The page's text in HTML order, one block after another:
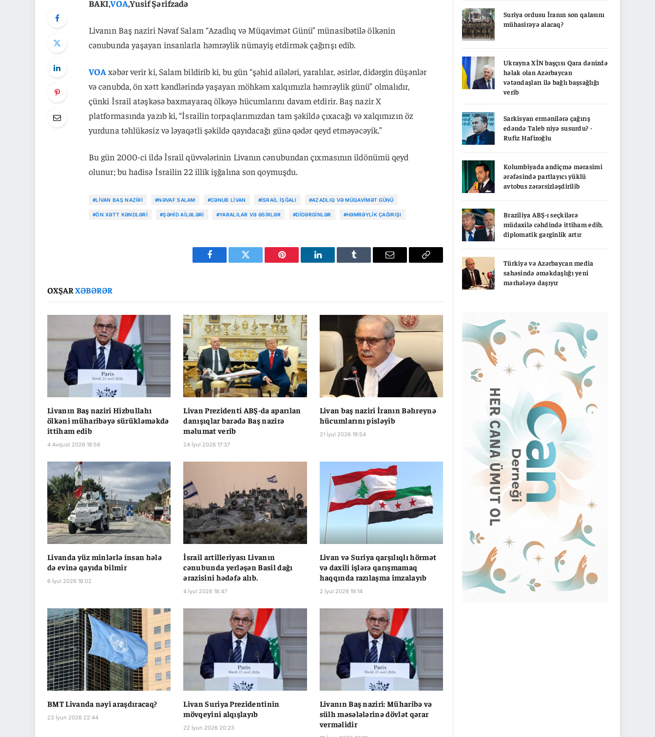
BAKI,VOA,Yusif Şərifzadə
Livanın Baş naziri Nəvaf Salam “Azadlıq və Müqavimət Günü” münasibətilə ölkənin
cənubunda yaşayan insanlarla həmrəylik nümayiş etdirmək çağırışı edib.
VOAxəbər verir ki, Salam bildirib ki, bu gün “şəhid ailələri, yaralılar, əsirlər, didərgin düşənlər
və cənubda, ön xətt kəndlərində yaşayan möhkəm xalqımızla həmrəylik günü” olmalıdır,
çünki İsrail atəşkəsə baxmayaraq ölkəyə hücumlarını davam etdirir. Baş nazir X
platformasında yazıb ki, “İsrailin torpaqlarımızdan tam şəkildə çıxacağı və xalqımızın öz
yurduna təhlükəsiz və ləyaqətli şəkildə qayıdacağı günə qədər qeyd etməyəcəyik.”
Bu gün 2000-ci ildə İsrail qüvvələrinin Livanın cənubundan çıxmasının ildönümü qeyd
olunur; bu hadisə İsrailin 22 illik işğalına son qoymuşdu.
#LIVAN BAŞ NAZIRI #NƏVAF SALAM #CƏNUB LIVAN #İSRAIL IŞĞALI #AZADLIQ VƏ MÜQAVIMƏT GÜNÜ
#ÖN XƏTT KƏNDLƏRI #ŞƏHID AILƏLƏRI #YARALILAR VƏ ƏSIRLƏR #DIDƏRGINLƏR #HƏMRƏYLIK ÇAĞIRIŞI
Facebook Twitter Pinterest LinkedIn Tumblr Email
Copy
OXŞARXƏBƏRƏR
Livanın Baş naziri Hizbullahı
ölkəni müharibəyə sürükləməkdə
ittiham edib
4 Avqust 2026 18:56
Livan Prezidenti ABŞ-da aparılan
danışıqlar barədə Baş nazirə
məlumat verib
24 İyul 2026 17:37
Livan baş naziri İranın Bəhreynə
hücumlarını pisləyib
21 İyul 2026 19:54
Livanda yüz minlərlə insan hələ
də evinə qayıda bilmir
6 İyul 2026 18:02
İsrail artilleriyası Livanın
cənubunda yerləşən Basil dağı
ərazisini hədəfə alıb.
4 İyul 2026 18:47
Livan və Suriya qarşılıqlı hörmət
və daxili işlərə qarışmamaq
haqqında razılaşma imzalayıb
2 İyul 2026 19:14
BMT Livanda nəyi araşdıracaq?
23 İyun 2026 22:44
Livan Suriya Prezidentinin
mövqeyini alqışlayıb
22 İyun 2026 20:23
Livanın Baş naziri: Müharibə və
sülh məsələlərinə dövlət qərar
verməlidir
Suriya ordusu İranın son qalasını
mühasirəyə alacaq?
Ukrayna XİN başçısı Qara dənizdə
həlak olan Azərbaycan
vətəndaşları ilə bağlı başsağlığı
verib
Sarkisyan ermənilərə çağırış
edəndə Taleb niyə susurdu? -
Rufiz Hafizoğlu
Kolumbiyada andiçmə mərasimi
ərəfəsində partlayıcı yüklü
avtobus zərərsizləşdirilib
Braziliya ABŞ-ı seçkilərə
müdaxilə cəhdində ittiham edib,
diplomatik gərginlik artır
Türkiyə və Azərbaycan media
sahəsində əməkdaşlığı yeni
mərhələyə daşıyır